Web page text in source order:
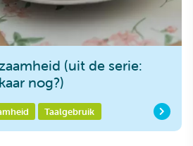
(uit de serie:
nog?)
Taalgebruik